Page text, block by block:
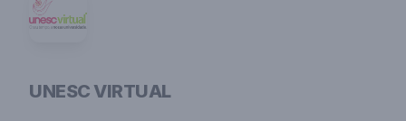
UNESC VIRTUAL